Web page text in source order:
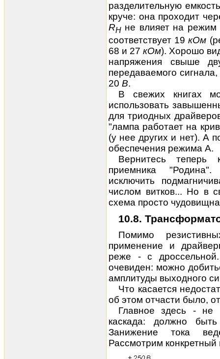
разделительную
круче: она проходит
RН не влияет на режим
соответствует 19кОм
68 и 27 кОм). Хорошо
напряжения свыше
передаваемого
20 В.
В свежих книгах
использовать
для триодных
"лампа работает на
(у нее других и нет). А
обеспечения режима А.
Вернитесь теперь
приемника "Родина".
исключить
числом витков... Но в
схема просто
10.8.
Помимо
применение и
реже - с
очевиден: можно
амплитуды выходного
Что касается
об этом отчасти было,
Главное здесь - не
каскада: должно
Занижение тока
Рассмотрим конкретный